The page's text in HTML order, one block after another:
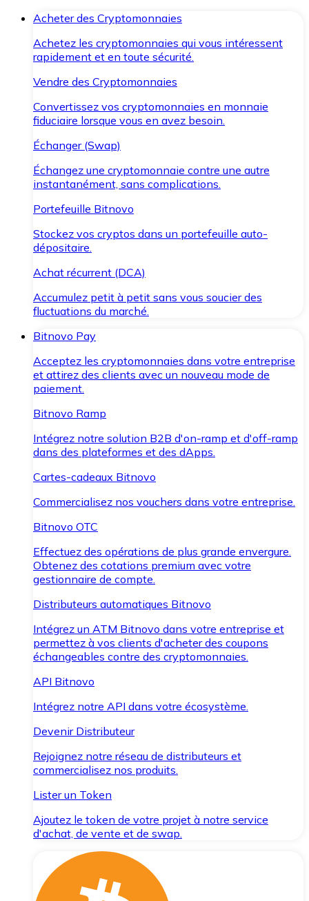
Acheter des Cryptomonnaies
Achetez les cryptomonnaies qui vous intéressent
rapidement et en toute sécurité.
Vendre des Cryptomonnaies
Convertissez vos cryptomonnaies en monnaie
fiduciaire lorsque vous en avez besoin.
Échanger (Swap)
Échangez une cryptomonnaie contre une autre
instantanément, sans complications.
Portefeuille Bitnovo
Stockez vos cryptos dans un portefeuille auto-
dépositaire.
Achat récurrent (DCA)
Accumulez petit à petit sans vous soucier des
fluctuations du marché.
Bitnovo Pay
Acceptez les cryptomonnaies dans votre entreprise
et attirez des clients avec un nouveau mode de
paiement.
Bitnovo Ramp
Intégrez notre solution B2B d'on-ramp et d'off-ramp
dans des plateformes et des dApps.
Cartes-cadeaux Bitnovo
Commercialisez nos vouchers dans votre entreprise.
Bitnovo OTC
Effectuez des opérations de plus grande envergure.
Obtenez des cotations premium avec votre
gestionnaire de compte.
Distributeurs automatiques Bitnovo
Intégrez un ATM Bitnovo dans votre entreprise et
permettez à vos clients d'acheter des coupons
échangeables contre des cryptomonnaies.
API Bitnovo
Intégrez notre API dans votre écosystème.
Devenir Distributeur
Rejoignez notre réseau de distributeurs et
commercialisez nos produits.
Lister un Token
Ajoutez le token de votre projet à notre service
d'achat, de vente et de swap.